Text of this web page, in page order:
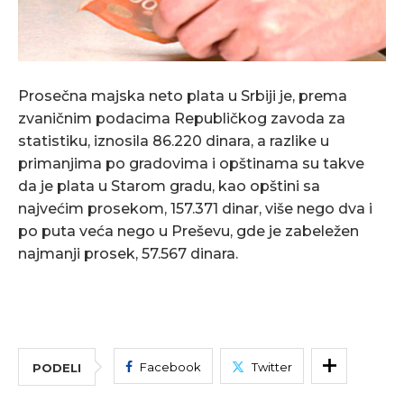
Prosečna majska neto plata u Srbiji je, prema
zvaničnim podacima Republičkog zavoda za
statistiku, iznosila 86.220 dinara, a razlike u
primanjima po gradovima i opštinama su takve
da je plata u Starom gradu, kao opštini sa
najvećim prosekom, 157.371 dinar, više nego dva i
po puta veća nego u Preševu, gde je zabeležen
najmanji prosek, 57.567 dinara.
PODELI Facebook Twitter